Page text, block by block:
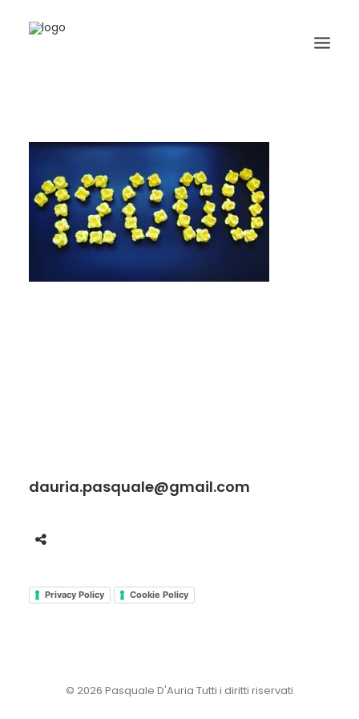
BIOGRAFIA
ORIGAMI
LIBRI
GALLERIA
dauria.pasquale@gmail.com
Privacy Policy Cookie Policy
© 2026 Pasquale D'Auria Tutti i diritti riservati